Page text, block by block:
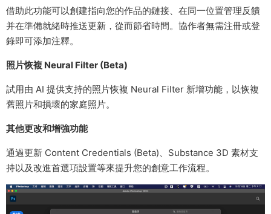
借助此功能可以創建指向您的作品的鏈接、在同一位置管理反饋
并在準備就緒時推送更新，從而節省時間。協作者無需注冊或登
錄即可添加注釋。
照片恢複 Neural Filter (Beta)
試用由 AI 提供支持的照片恢複 Neural Filter 新增功能，以恢複
舊照片和損壞的家庭照片。
其他更改和增強功能
通過更新 Content Credentials (Beta)、Substance 3D 素材支
持以及改進首選項設置等來提升您的創意工作流程。